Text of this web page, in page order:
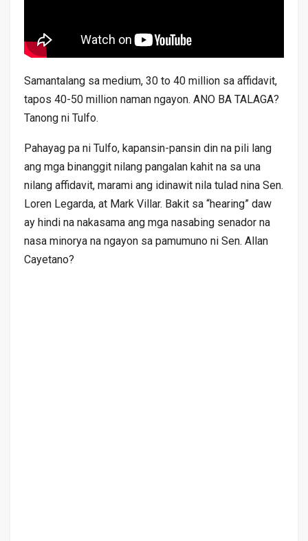
Samantalang sa medium, 30 to 40 million sa affidavit,
tapos 40-50 million naman ngayon. ANO BA TALAGA?
Tanong ni Tulfo.
Pahayag pa ni Tulfo, kapansin-pansin din na pili lang
ang mga binanggit nilang pangalan kahit na sa una
nilang affidavit, marami ang idinawit nila tulad nina Sen.
Loren Legarda, at Mark Villar. Bakit sa “hearing” daw
ay hindi na nakasama ang mga nasabing senador na
nasa minorya na ngayon sa pamumuno ni Sen. Allan
Cayetano?